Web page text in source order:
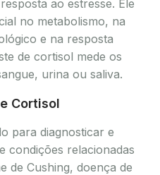
ao estresse. Ele
no metabolismo, na
e na resposta
de cortisol mede os
urina ou saliva.
Cortisol
para diagnosticar e
condições relacionadas
de Cushing, doença de